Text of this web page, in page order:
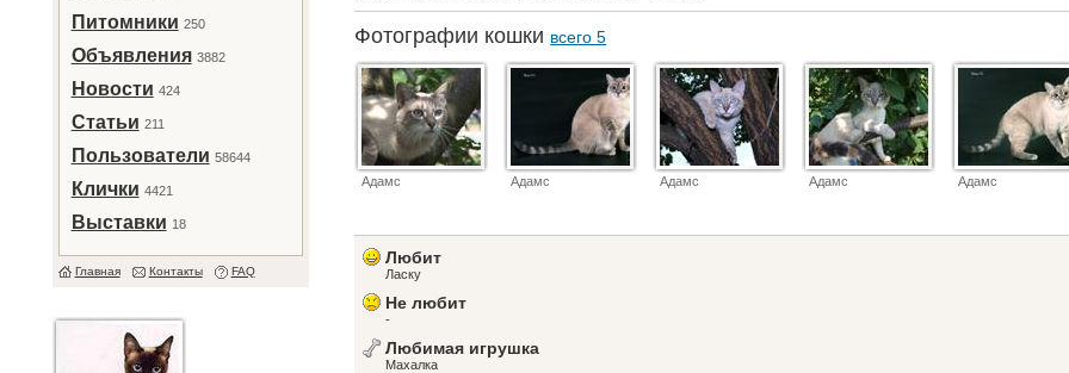
Питомники 250
Объявления 3882
Новости 424
Статьи 211
Пользователи 58644
Клички 4421
Выставки 18
Главная Контакты FAQ
Фотографии кошки всего 5
Адамс Адамс Адамс Адамс Адамс
Любит
Ласку
Не любит
-
Любимая игрушка
Махалка